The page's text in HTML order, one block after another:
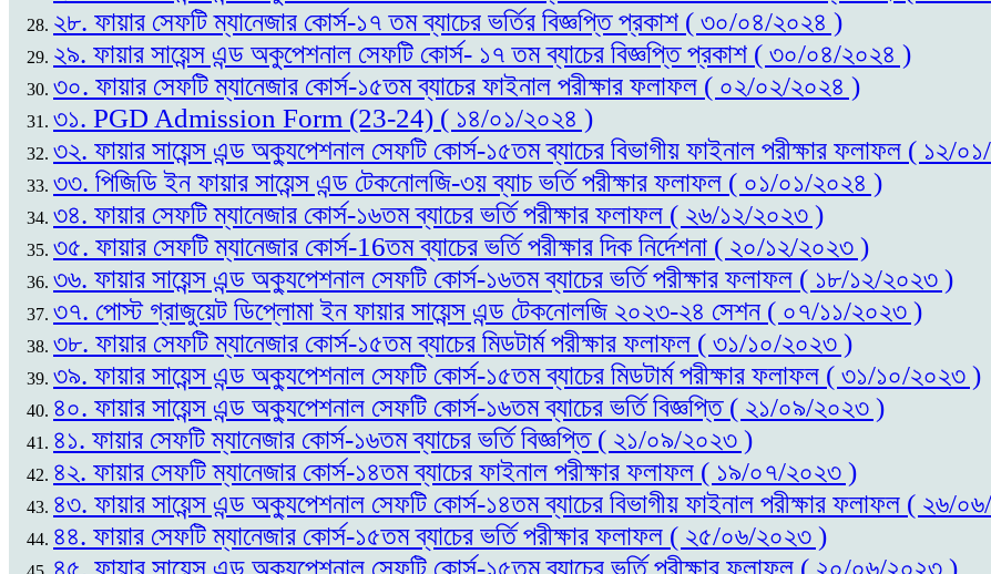
২৮. ফায়ার সেফটি ম্যানেজার কোর্স-১৭ তম ব্যাচের ভর্তির বিজ্ঞপ্তি প্রকাশ ( ৩০/০৪/২০২৪ )
২৯. ফায়ার সায়েন্স এন্ড অকুপেশনাল সেফটি কোর্স- ১৭ তম ব্যাচের বিজ্ঞপ্তি প্রকাশ ( ৩০/০৪/২০২৪ )
৩০. ফায়ার সেফটি ম্যানেজার কোর্স-১৫তম ব্যাচের ফাইনাল পরীক্ষার ফলাফল ( ০২/০২/২০২৪ )
৩১. PGD Admission Form (23-24) ( ১৪/০১/২০২৪ )
৩২. ফায়ার সায়েন্স এন্ড অক্যুপেশনাল সেফটি কোর্স-১৫তম ব্যাচের বিভাগীয় ফাইনাল পরীক্ষার ফলাফল ( ১২/
৩৩. পিজিডি ইন ফায়ার সায়েন্স এন্ড টেকনোলজি-৩য় ব্যাচ ভর্তি পরীক্ষার ফলাফল ( ০১/০১/২০২৪ )
৩৪. ফায়ার সেফটি ম্যানেজার কোর্স-১৬তম ব্যাচের ভর্তি পরীক্ষার ফলাফল ( ২৬/১২/২০২৩ )
৩৫. ফায়ার সেফটি ম্যানেজার কোর্স-16তম ব্যাচের ভর্তি পরীক্ষার দিক নির্দেশনা ( ২০/১২/২০২৩ )
৩৬. ফায়ার সায়েন্স এন্ড অক্যুপেশনাল সেফটি কোর্স-১৬তম ব্যাচের ভর্তি পরীক্ষার ফলাফল ( ১৮/১২/২০২৩ )
৩৭. পোস্ট গ্রাজুয়েট ডিপ্লোমা ইন ফায়ার সায়েন্স এন্ড টেকনোলজি ২০২৩-২৪ সেশন ( ০৭/১১/২০২৩ )
৩৮. ফায়ার সেফটি ম্যানেজার কোর্স-১৫তম ব্যাচের মিডটার্ম পরীক্ষার ফলাফল ( ৩১/১০/২০২৩ )
৩৯. ফায়ার সায়েন্স এন্ড অক্যুপেশনাল সেফটি কোর্স-১৫তম ব্যাচের মিডটার্ম পরীক্ষার ফলাফল ( ৩১/১০/২০২৩ )
৪০. ফায়ার সায়েন্স এন্ড অক্যুপেশনাল সেফটি কোর্স-১৬তম ব্যাচের ভর্তি বিজ্ঞপ্তি ( ২১/০৯/২০২৩ )
৪১. ফায়ার সেফটি ম্যানেজার কোর্স-১৬তম ব্যাচের ভর্তি বিজ্ঞপ্তি ( ২১/০৯/২০২৩ )
৪২. ফায়ার সেফটি ম্যানেজার কোর্স-১৪তম ব্যাচের ফাইনাল পরীক্ষার ফলাফল ( ১৯/০৭/২০২৩ )
৪৩. ফায়ার সায়েন্স এন্ড অক্যুপেশনাল সেফটি কোর্স-১৪তম ব্যাচের বিভাগীয় ফাইনাল পরীক্ষার ফলাফল ( ২৬/
৪৪. ফায়ার সেফটি ম্যানেজার কোর্স-১৫তম ব্যাচের ভর্তি পরীক্ষার ফলাফল ( ২৫/০৬/২০২৩ )